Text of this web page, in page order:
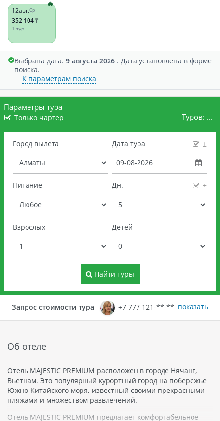
12авг.Ср
352 104 ₸
1 тур
Выбрана дата: 9 августа 2026 . Дата установлена в форме
поиска.
К параметрам поиска
Параметры тура
Только чартер Туров: ...
Город вылета Дата тура ±
Питание Дн. ±
Взрослых Детей
Найти туры
Запрос стоимости тура +7 777 121-**-** показать
Об отеле
Отель MAJESTIC PREMIUM расположен в городе Нячанг,
Вьетнам. Это популярный курортный город на побережье
Южно-Китайского моря, известный своими прекрасными
пляжами и множеством развлечений.
Отель MAJESTIC PREMIUM предлагает комфортабельное